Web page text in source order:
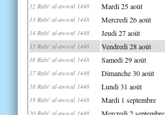
12 Rabi' al-awwal 1448 Mardi 25 août
13 Rabi' al-awwal 1448 Mercredi 26 août
14 Rabi' al-awwal 1448 Jeudi 27 août
15 Rabi' al-awwal 1448 Vendredi 28 août
16 Rabi' al-awwal 1448 Samedi 29 août
17 Rabi' al-awwal 1448 Dimanche 30 août
18 Rabi' al-awwal 1448 Lundi 31 août
19 Rabi' al-awwal 1448 Mardi 1 septembre
20 Rabi' al-awwal 1448